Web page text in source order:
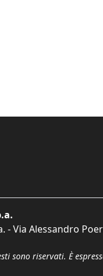
Via Alessandro
sono riservati. È